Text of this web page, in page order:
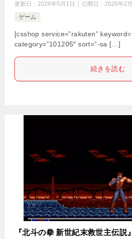
更新日： 2026年5月1日 公開日： 2026年2
ゲーム
[csshop service=”rakuten”
category=”101205″ sort=”-sa […]
続きを読む
『北斗の拳 新世紀末救世主伝説